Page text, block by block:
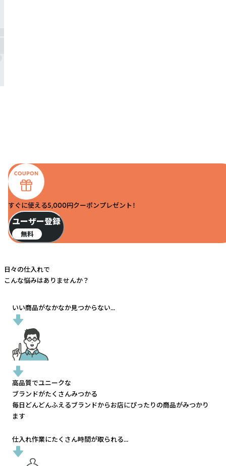
すぐに使える5,000円クーポンプレゼント！
ユーザー登録
無料
日々の仕入れで
こんな悩みはありませんか？
いい商品がなかなか見つからない...
高品質でユニークな
ブランドがたくさんみつかる
毎日どんどんふえるブランドからお店にぴったりの商品がみつかり
ます
仕入れ作業にたくさん時間が取られる...